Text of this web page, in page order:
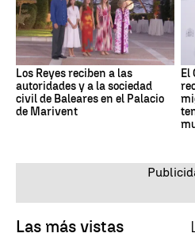
Los Reyes reciben a las
autoridades y a la sociedad
civil de Baleares en el Palacio
de Marivent
El
Las más vistas